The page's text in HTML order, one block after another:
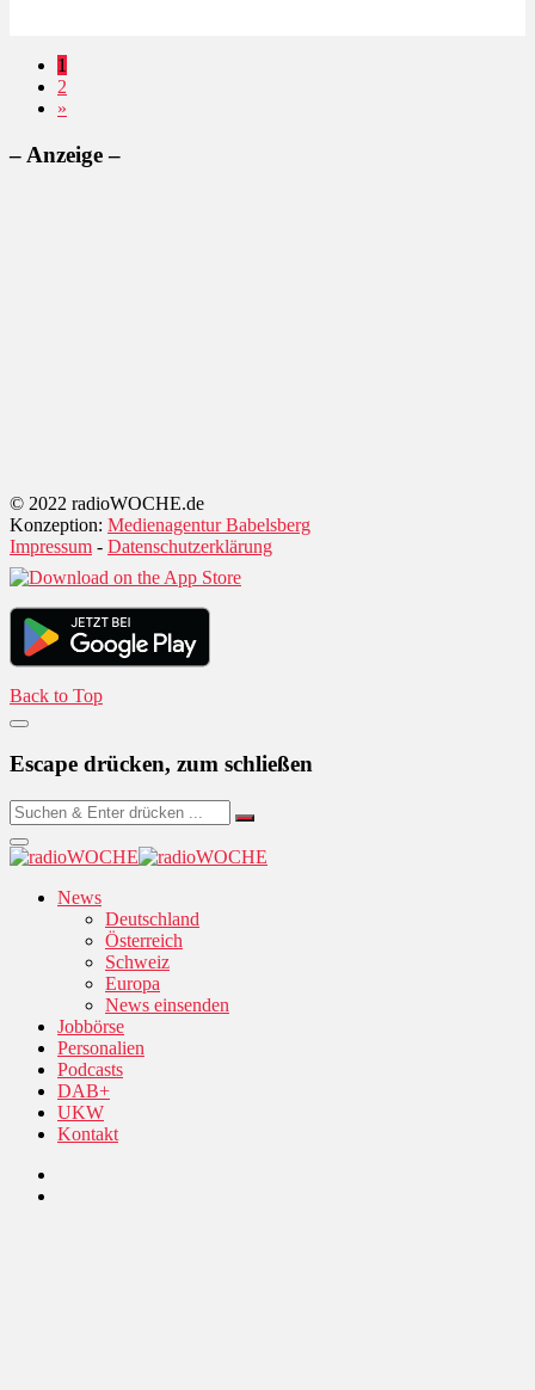
1
2
»
– Anzeige –
© 2022 radioWOCHE.de
Konzeption: Medienagentur Babelsberg
Impressum - Datenschutzerklärung
Back to Top
Escape drücken, zum schließen
News
Deutschland
Österreich
Schweiz
Europa
News einsenden
Jobbörse
Personalien
Podcasts
DAB+
UKW
Kontakt